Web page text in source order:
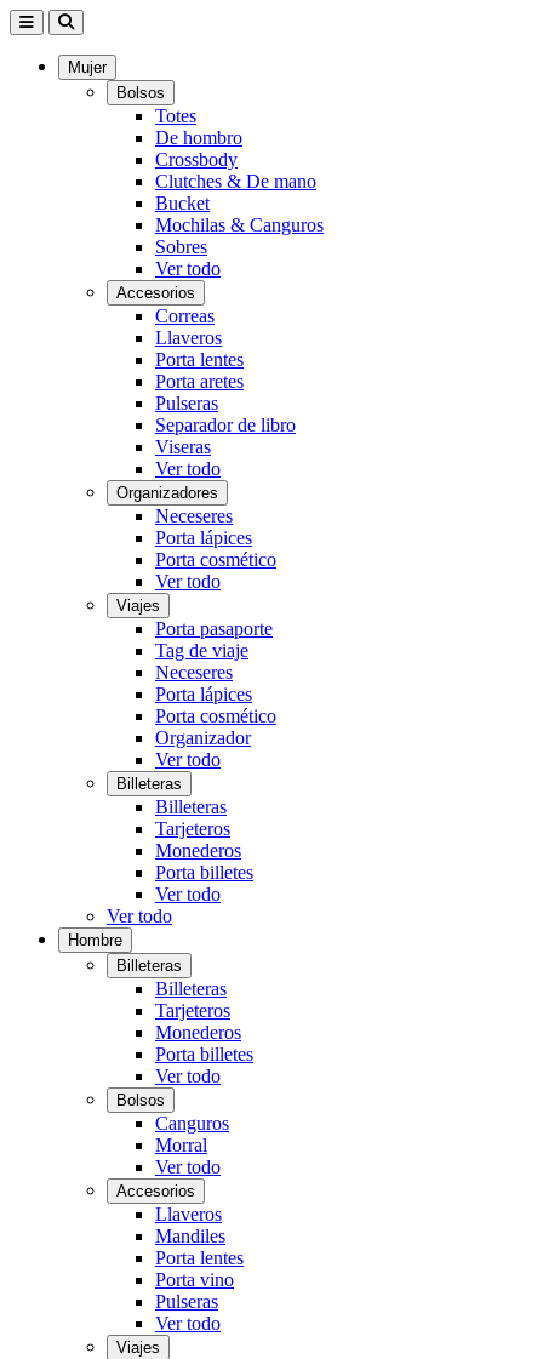
Mujer
Bolsos
Totes
De hombro
Crossbody
Clutches & De mano
Bucket
Mochilas & Canguros
Sobres
Ver todo
Accesorios
Correas
Llaveros
Porta lentes
Porta aretes
Pulseras
Separador de libro
Viseras
Ver todo
Organizadores
Neceseres
Porta lápices
Porta cosmético
Ver todo
Viajes
Porta pasaporte
Tag de viaje
Neceseres
Porta lápices
Porta cosmético
Organizador
Ver todo
Billeteras
Billeteras
Tarjeteros
Monederos
Porta billetes
Ver todo
Ver todo
Hombre
Billeteras
Billeteras
Tarjeteros
Monederos
Porta billetes
Ver todo
Bolsos
Canguros
Morral
Ver todo
Accesorios
Llaveros
Mandiles
Porta lentes
Porta vino
Pulseras
Ver todo
Viajes